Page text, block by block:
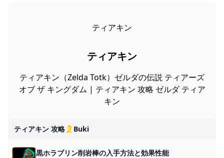
ティアキン
ティアキン
ティアキン（Zelda Totk）ゼルダの伝説 ティアーズ
オブ ザ キングダム | ティアキン 攻略 ゼルダ ティア
キン
ティアキン 攻略🎗️buki
黒ホラブリン削岩棒の入手方法と効果性能